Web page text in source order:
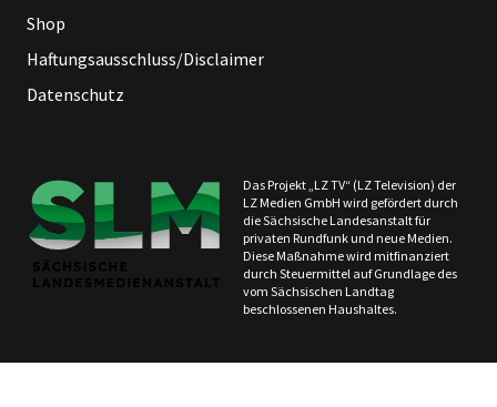
Shop
Haftungsausschluss/Disclaimer
Datenschutz
Das Projekt „LZ TV“ (LZ Television) der
LZ Medien GmbH wird gefördert durch
die Sächsische Landesanstalt für
privaten Rundfunk und neue Medien.
Diese Maßnahme wird mitfinanziert
durch Steuermittel auf Grundlage des
vom Sächsischen Landtag
beschlossenen Haushaltes.